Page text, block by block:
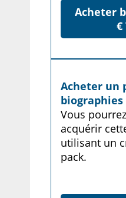
Acheter
€
Acheter un
biographies
Vous
acquérir
utilisant un
pack.